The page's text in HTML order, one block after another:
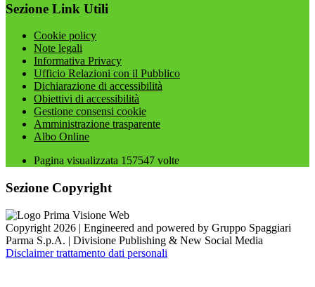
Sezione Link Utili
Cookie policy
Note legali
Informativa Privacy
Ufficio Relazioni con il Pubblico
Dichiarazione di accessibilità
Obiettivi di accessibilità
Gestione consensi cookie
Amministrazione trasparente
Albo Online
Pagina visualizzata 157547 volte
Sezione Copyright
Copyright 2026 | Engineered and powered by Gruppo Spaggiari
Parma S.p.A. | Divisione Publishing & New Social Media
Disclaimer trattamento dati personali